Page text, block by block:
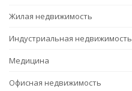
Жилая недвижимость
Индустриальная недвижимость
Медицина
Офисная недвижимость